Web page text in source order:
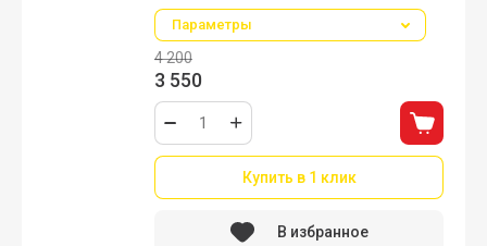
Параметры
4 200
3 550
Купить в 1 клик
В избранное